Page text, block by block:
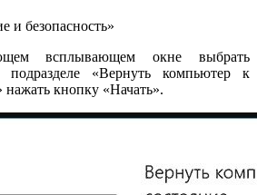
и безопасность»
всплывающем окне выбрать
подразделе «Вернуть компьютер к
кнопку «Начать».